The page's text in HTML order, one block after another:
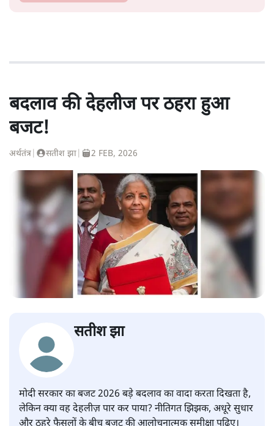
बदलाव की देहलीज पर ठहरा हुआ
बजट!
अर्थतंत्र सतीश झा 2 FEB, 2026
सतीश झा
मोदी सरकार का बजट 2026 बड़े बदलाव का वादा करता दिखता है,
लेकिन क्या वह देहलीज़ पार कर पाया? नीतिगत झिझक, अधूरे सुधार